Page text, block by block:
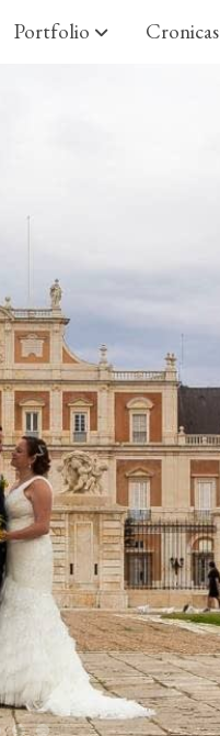
Portfolio Cronicas